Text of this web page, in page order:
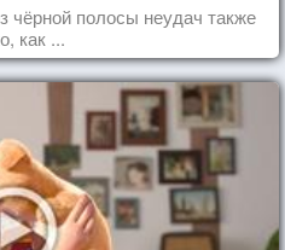
чёрной полосы неудач также
как ...